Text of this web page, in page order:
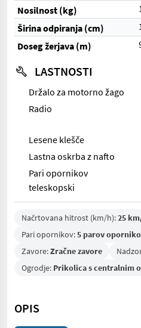
Nosilnost (kg)
Širina odpiranja (cm)
Doseg žerjava (m)
LASTNOSTI
Držalo za motorno žago
Radio
Lesene klešče
Lastna oskrba z nafto
Pari opornikov
teleskopski
Načrtovana hitrost (km/h):25
Pari opornikov:5 parov
Zavore:Zračne zavore
Ogrodje: Prikolica s centralnim
OPIS